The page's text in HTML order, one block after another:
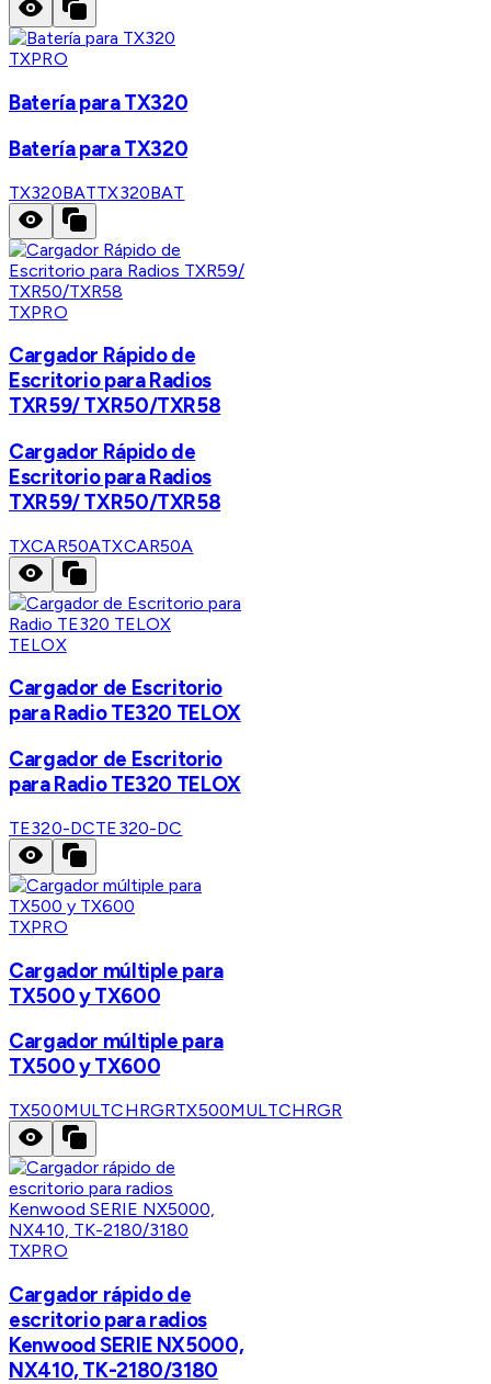
TXPRO
Batería para TX320
Batería para TX320
TX320BATTX320BAT
TXPRO
Cargador Rápido de
Escritorio para Radios
TXR59/ TXR50/TXR58
Cargador Rápido de
Escritorio para Radios
TXR59/ TXR50/TXR58
TXCAR50ATXCAR50A
TELOX
Cargador de Escritorio
para Radio TE320 TELOX
Cargador de Escritorio
para Radio TE320 TELOX
TE320-DCTE320-DC
TXPRO
Cargador múltiple para
TX500 y TX600
Cargador múltiple para
TX500 y TX600
TX500MULTCHRGRTX500MULTCHRGR
TXPRO
Cargador rápido de
escritorio para radios
Kenwood SERIE NX5000,
NX410, TK-2180/3180